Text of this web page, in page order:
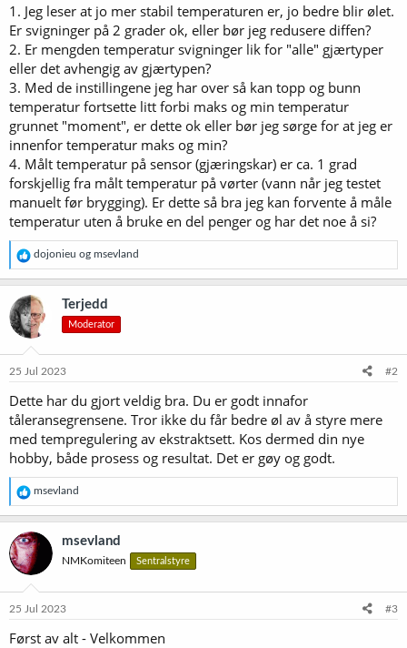
1. Jeg leser at jo mer stabil temperaturen er, jo bedre blir ølet.
Er svigninger på 2 grader ok, eller bør jeg redusere diffen?
2. Er mengden temperatur svigninger lik for "alle" gjærtyper
eller det avhengig av gjærtypen?
3. Med de instillingene jeg har over så kan topp og bunn
temperatur fortsette litt forbi maks og min temperatur
grunnet "moment", er dette ok eller bør jeg sørge for at jeg er
innenfor temperatur maks og min?
4. Målt temperatur på sensor (gjæringskar) er ca. 1 grad
forskjellig fra målt temperatur på vørter (vann når jeg testet
manuelt før brygging). Er dette så bra jeg kan forvente å måle
temperatur uten å bruke en del penger og har det noe å si?
R
e
a
k
s
j
o
e
:
dojonieu og msevland
Terjedd
Moderator
25 Jul 2023 #2
Dette har du gjort veldig bra. Du er godt innafor
tåleransegrensene. Tror ikke du får bedre øl av å styre mere
med tempregulering av ekstraktsett. Kos dermed din nye
hobby, både prosess og resultat. Det er gøy og godt.
R
e
a
k
s
j
o
e
:
msevland
msevland
NMKomiteen Sentralstyre
25 Jul 2023 #3
Først av alt - Velkommen